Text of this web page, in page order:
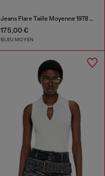
Jeans Flare Taille Moyenne 1978 D-Akemi
175,00 €
BLEU MOYEN